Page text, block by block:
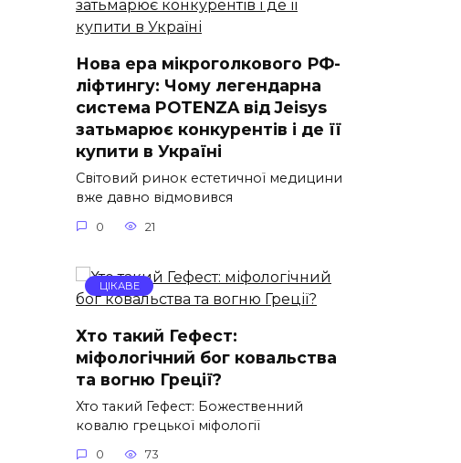
Нова ера мікроголкового РФ-
ліфтингу: Чому легендарна
система POTENZA від Jeisys
затьмарює конкурентів і де її
купити в Україні
Світовий ринок естетичної медицини
вже давно відмовився
0 21
ЦІКАВЕ
Хто такий Гефест:
міфологічний бог ковальства
та вогню Греції?
Хто такий Гефест: Божественний
ковалю грецької міфології
0 73